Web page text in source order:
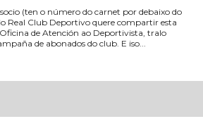
(ten o número do carnet por debaixo do
Real Club Deportivo quere compartir esta
de Atención ao Deportivista, tralo
coñecemento da nova campaña de abonados do club. E iso...